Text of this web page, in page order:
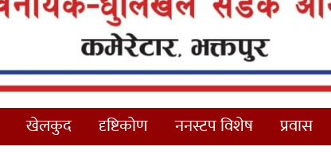
खेलकुद दृष्टिकोण ननस्टप विशेष प्रवास